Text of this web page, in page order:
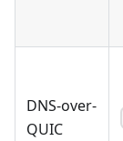
DNS-over-
QUIC